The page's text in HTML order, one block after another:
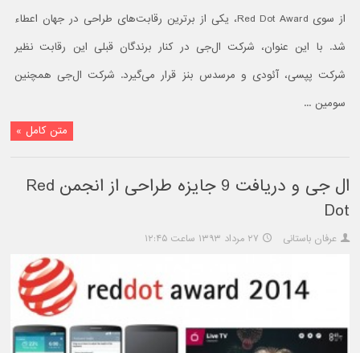
از سوی Red Dot Award، یکی از برترین رقابت‌های طراحی در جهان اعطاء
شد. با این عنوان، شرکت ال‌جی در کنار برندگان قبلی این رقابت نظیر
شرکت پپسی، آئودی و مرسدس بنز قرار می‌گیرد. شرکت ال‌جی همچنین
سومین ...
متن کامل »
ال جی و دریافت 9 جایزه طراحی از انجمن Red
Dot
عرفان باستانی ۲۷ مرداد ۱۳۹۳ ساعت ۱۲:۴۵